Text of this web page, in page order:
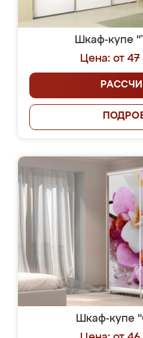
Шкаф-купе
Цена: от
Шкаф-купе